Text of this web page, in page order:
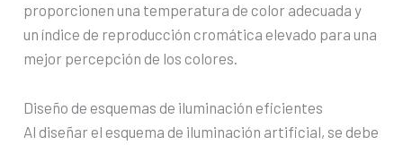
proporcionen una temperatura de color adecuada y
un índice de reproducción cromática elevado para una
mejor percepción de los colores.
Diseño de esquemas de iluminación eficientes
Al diseñar el esquema de iluminación artificial, se debe